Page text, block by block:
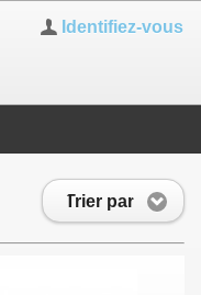
Identifiez-vous
Trier par